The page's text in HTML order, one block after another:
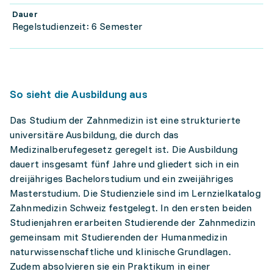
Dauer
Regelstudienzeit: 6 Semester
So sieht die Ausbildung aus
Das Studium der Zahnmedizin ist eine strukturierte
universitäre Ausbildung, die durch das
Medizinalberufegesetz geregelt ist. Die Ausbildung
dauert insgesamt fünf Jahre und gliedert sich in ein
dreijähriges Bachelorstudium und ein zweijähriges
Masterstudium. Die Studienziele sind im Lernzielkatalog
Zahnmedizin Schweiz festgelegt. In den ersten beiden
Studienjahren erarbeiten Studierende der Zahnmedizin
gemeinsam mit Studierenden der Humanmedizin
naturwissenschaftliche und klinische Grundlagen.
Zudem absolvieren sie ein Praktikum in einer